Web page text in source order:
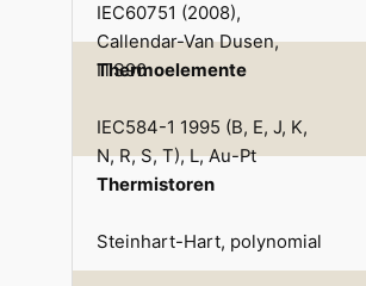
IEC60751 (2008),
Callendar-Van Dusen,
ITS90
Thermoelemente
IEC584-1 1995 (B, E, J, K,
N, R, S, T), L, Au-Pt
Thermistoren
Steinhart-Hart, polynomial